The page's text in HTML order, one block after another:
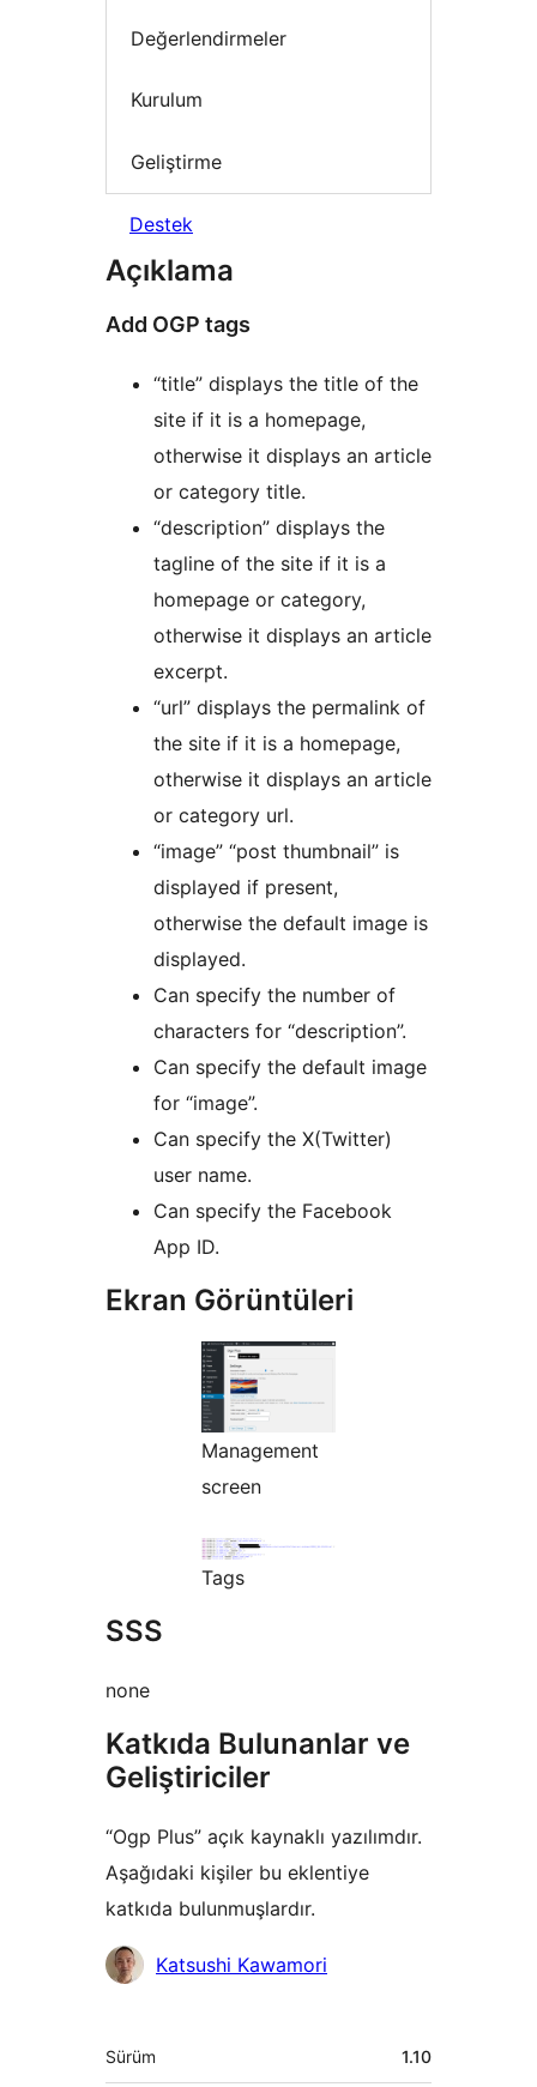
Değerlendirmeler
Kurulum
Geliştirme
Destek
Açıklama
Add OGP tags
“title” displays the title of the
site if it is a homepage,
otherwise it displays an article
or category title.
“description” displays the
tagline of the site if it is a
homepage or category,
otherwise it displays an article
excerpt.
“url” displays the permalink of
the site if it is a homepage,
otherwise it displays an article
or category url.
“image” “post thumbnail” is
displayed if present,
otherwise the default image is
displayed.
Can specify the number of
characters for “description”.
Can specify the default image
for “image”.
Can specify the X(Twitter)
user name.
Can specify the Facebook
App ID.
Ekran Görüntüleri
Management
screen
Tags
SSS
none
Katkıda Bulunanlar ve
Geliştiriciler
“Ogp Plus” açık kaynaklı yazılımdır.
Aşağıdaki kişiler bu eklentiye
katkıda bulunmuşlardır.
KatkıdaKatsushi Kawamori
Meta
Sürüm 1.10